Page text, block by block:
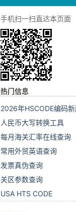
手机扫一扫直达本页面
热门信息
2026年HSCODE编码新
人民币大写转换工具
每月海关汇率在线查询
常用外贸英语查询
发票真伪查询
关区参数查询
USA HTS CODE